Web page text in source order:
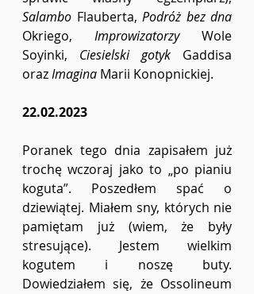
Salambo Flauberta,
Okriego, Improwizatorzy Wole
Soyinki, Ciesielski gotyk Gaddisa
oraz Imagina Marii Konopnickiej.
22.02.2023
Poranek tego dnia zapisałem już
trochę wczoraj jako to „po pianiu
koguta”. Poszedłem spać o
dziewiątej. Miałem sny, których nie
pamiętam już (wiem, że były
stresujące). Jestem wielkim
kogutem i noszę buty.
Dowiedziałem się, że Ossolineum